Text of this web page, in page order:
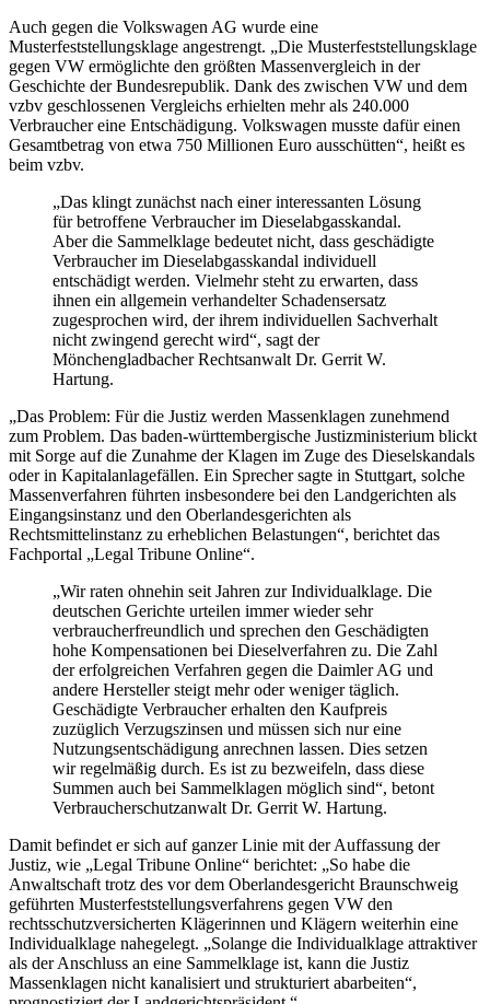
Auch gegen die Volkswagen AG wurde eine
Musterfeststellungsklage angestrengt. „Die Musterfeststellungsklage
gegen VW ermöglichte den größten Massenvergleich in der
Geschichte der Bundesrepublik. Dank des zwischen VW und dem
vzbv geschlossenen Vergleichs erhielten mehr als 240.000
Verbraucher eine Entschädigung. Volkswagen musste dafür einen
Gesamtbetrag von etwa 750 Millionen Euro ausschütten“, heißt es
beim vzbv.
„Das klingt zunächst nach einer interessanten Lösung
für betroffene Verbraucher im Dieselabgasskandal.
Aber die Sammelklage bedeutet nicht, dass geschädigte
Verbraucher im Dieselabgasskandal individuell
entschädigt werden. Vielmehr steht zu erwarten, dass
ihnen ein allgemein verhandelter Schadensersatz
zugesprochen wird, der ihrem individuellen Sachverhalt
nicht zwingend gerecht wird“, sagt der
Mönchengladbacher Rechtsanwalt Dr. Gerrit W.
Hartung.
„Das Problem: Für die Justiz werden Massenklagen zunehmend
zum Problem. Das baden-württembergische Justizministerium blickt
mit Sorge auf die Zunahme der Klagen im Zuge des Dieselskandals
oder in Kapitalanlagefällen. Ein Sprecher sagte in Stuttgart, solche
Massenverfahren führten insbesondere bei den Landgerichten als
Eingangsinstanz und den Oberlandesgerichten als
Rechtsmittelinstanz zu erheblichen Belastungen“, berichtet das
Fachportal „Legal Tribune Online“.
„Wir raten ohnehin seit Jahren zur Individualklage. Die
deutschen Gerichte urteilen immer wieder sehr
verbraucherfreundlich und sprechen den Geschädigten
hohe Kompensationen bei Dieselverfahren zu. Die Zahl
der erfolgreichen Verfahren gegen die Daimler AG und
andere Hersteller steigt mehr oder weniger täglich.
Geschädigte Verbraucher erhalten den Kaufpreis
zuzüglich Verzugszinsen und müssen sich nur eine
Nutzungsentschädigung anrechnen lassen. Dies setzen
wir regelmäßig durch. Es ist zu bezweifeln, dass diese
Summen auch bei Sammelklagen möglich sind“, betont
Verbraucherschutzanwalt Dr. Gerrit W. Hartung.
Damit befindet er sich auf ganzer Linie mit der Auffassung der
Justiz, wie „Legal Tribune Online“ berichtet: „So habe die
Anwaltschaft trotz des vor dem Oberlandesgericht Braunschweig
geführten Musterfeststellungsverfahrens gegen VW den
rechtsschutzversicherten Klägerinnen und Klägern weiterhin eine
Individualklage nahegelegt. „Solange die Individualklage attraktiver
als der Anschluss an eine Sammelklage ist, kann die Justiz
Massenklagen nicht kanalisiert und strukturiert abarbeiten“,